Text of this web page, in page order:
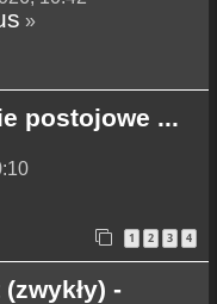
»
postojowe ...
1 2 3 4
-